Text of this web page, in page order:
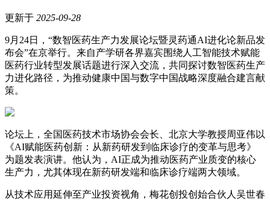
更新于 2025-09-28
9月24日，“数智医药生产力发展论坛暨灵药通AI进化论新品发
布会”在京举行。来自产学研各界嘉宾围绕人工智能技术赋能
医药行业转型发展话题进行深入交流，共同探讨数智医药生产
力进化路径，为推动健康中国与数字中国战略深度融合建言献
策。
论坛上，全国医药技术市场协会会长、北京大学教授周亚伟以
《AI赋能医药创新：从新药研发到临床诊疗的变革与思考》
为题发表演讲。他认为，AI正成为推动医药产业质变的核心
生产力，尤其体现在新药研发端和临床诊疗端两大领域。
从技术应用延伸至产业投资视角，梅花创投创始合伙人吴世春